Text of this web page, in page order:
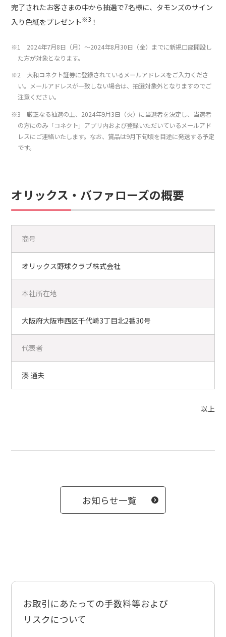
完了されたお客さまの中から抽選で7名様に、タモンズのサイン
入り色紙をプレゼント※3 ！
※1 2024年7月8日（月）～2024年8月30日（金）までに新規口座開設し
た方が対象となります。
※2 大和コネクト証券に登録されているメールアドレスをご入力くださ
い。メールアドレスが一致しない場合は、抽選対象外となりますのでご
注意ください。
※3 厳正なる抽選の上、2024年9月3日（火）に当選者を決定し、当選者
の方にのみ「コネクト」アプリ内および登録いただいているメールアド
レスにご連絡いたします。なお、賞品は9月下旬頃を目途に発送する予定
です。
オリックス・バファローズの概要
商号
オリックス野球クラブ株式会社
本社所在地
大阪府大阪市西区千代崎3丁目北2番30号
代表者
湊 通夫
以上
お知らせ一覧
お取引にあたっての手数料等および
リスクについて